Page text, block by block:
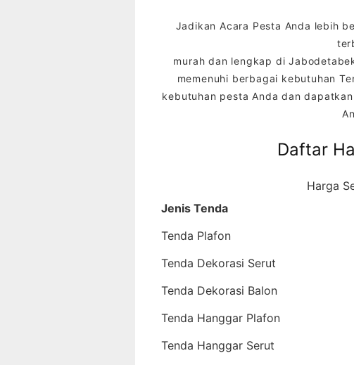
Jadikan Acara Pesta Anda lebih
murah dan lengkap di
memenuhi berbagai kebutuhan
kebutuhan pesta Anda dan
Daftar
Harga
Jenis Tenda
Tenda Plafon
Tenda Dekorasi Serut
Tenda Dekorasi Balon
Tenda Hanggar Plafon
Tenda Hanggar Serut